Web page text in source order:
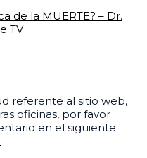
de la MUERTE? – Dr.
TV
referente al sitio web,
oficinas, por favor
en el siguiente